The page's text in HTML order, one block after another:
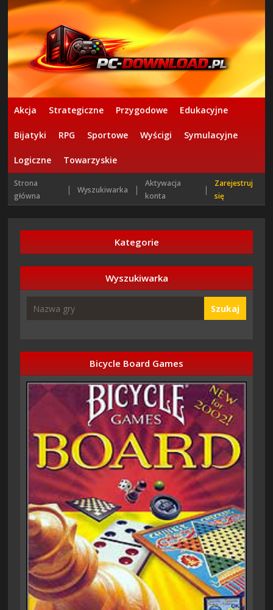
Akcja Strategiczne Przygodowe Edukacyjne
Bijatyki RPG Sportowe Wyścigi Symulacyjne
Logiczne Towarzyskie
Strona
główna
| Wyszukiwarka |
Aktywacja
konta
|
Zarejestruj
się
Kategorie
Wyszukiwarka
Szukaj
Bicycle Board Games